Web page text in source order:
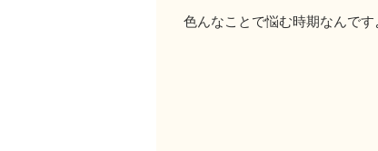
色んなことで悩む時期なんで